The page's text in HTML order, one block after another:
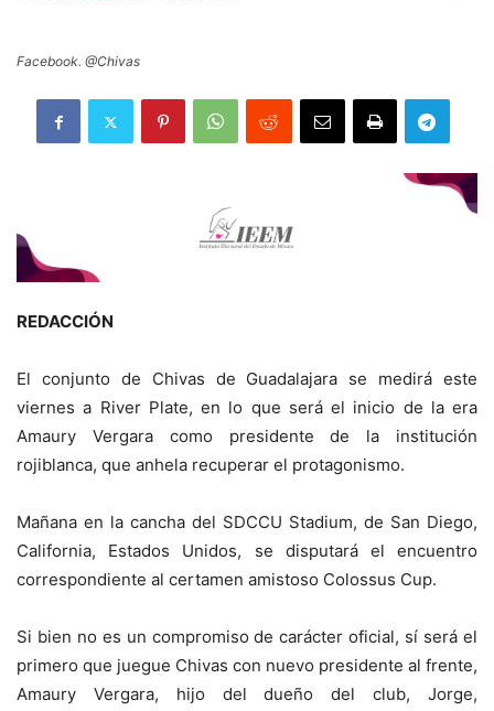
Facebook. @Chivas
REDACCIÓN
El conjunto de Chivas de Guadalajara se medirá este
viernes a River Plate, en lo que será el inicio de la era
Amaury Vergara como presidente de la institución
rojiblanca, que anhela recuperar el protagonismo.
Mañana en la cancha del SDCCU Stadium, de San Diego,
California, Estados Unidos, se disputará el encuentro
correspondiente al certamen amistoso Colossus Cup.
Si bien no es un compromiso de carácter oficial, sí será el
primero que juegue Chivas con nuevo presidente al frente,
Amaury Vergara, hijo del dueño del club, Jorge,